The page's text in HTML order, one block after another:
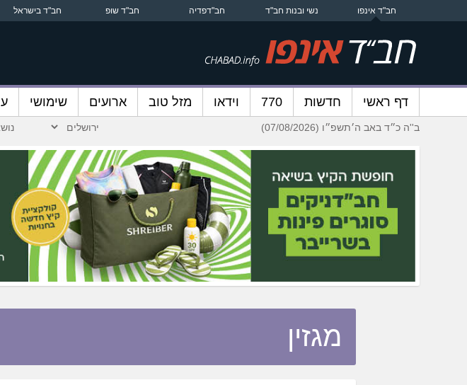
חב"ד אינפו נשי ובנות חב"ד חב"דפדיה חב"ד שופ חב"ד בישראל
דף ראשי חדשות 770 וידאו מזל טוב ארועים שימושי
ב''ה כ״ד באב ה׳תשפ״ו (07/08/2026)
מגזין